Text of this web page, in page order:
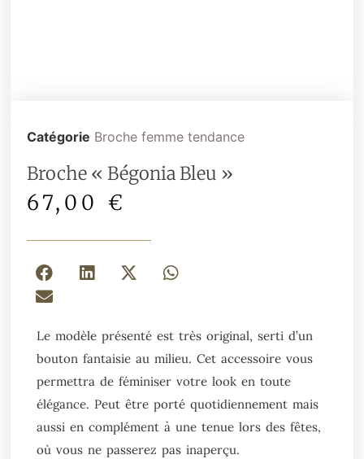
Catégorie Broche femme tendance
Broche « Bégonia Bleu »
67,00 €
Le modèle présenté est très original, serti d’un
bouton fantaisie au milieu. Cet accessoire vous
permettra de féminiser votre look en toute
élégance. Peut être porté quotidiennement mais
aussi en complément à une tenue lors des fêtes,
où vous ne passerez pas inaperçu.